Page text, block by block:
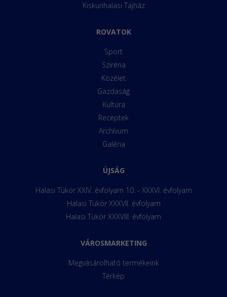
Kiskunhalasi Tájház
ROVATOK
Sport
Sziréna
Közélet
Gazdaság
Kultúra
Receptek
Archívum
Galéria
ÚJSÁG
Halasi Tükör XXIV. évfolyam 10. - XXXVI. évfolyam
Halasi Tükör XXXVII. évfolyam
Halasi Tükör XXXVIII. évfolyam
VÁROSMARKETING
Megvásárolható termékeink
Térkép